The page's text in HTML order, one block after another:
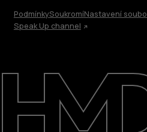
O nás
Oprava, opětovné
Podpora
Czech Republic
PodmínkySoukromíNastavení
Speak Up channel